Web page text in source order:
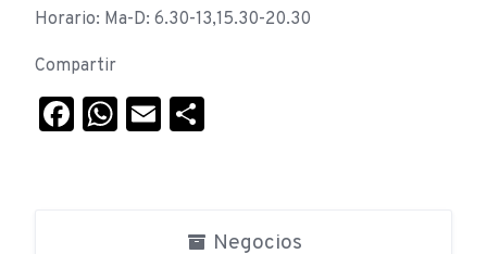
Horario: Ma-D: 6.30-13,15.30-20.30
Compartir
Facebook
WhatsApp
Email
Negocios